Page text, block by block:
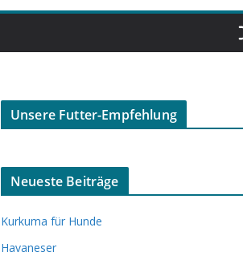
Unsere Futter-Empfehlung
Neueste Beiträge
Kurkuma für Hunde
Havaneser